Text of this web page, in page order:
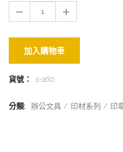
加入購物車
貨號： s-160.
分類: 辦公文具 印材系列 印